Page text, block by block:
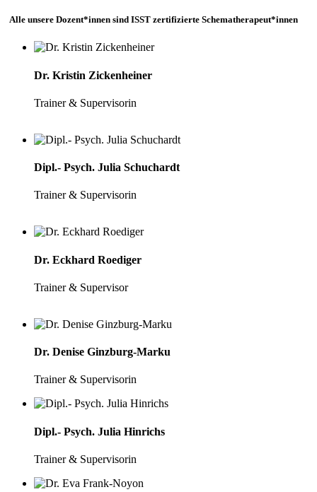
Alle unsere Dozent*innen sind ISST zertifizierte Schematherapeut*innen
Dr. Kristin Zickenheiner
Trainer & Supervisorin
Dipl.- Psych. Julia Schuchardt
Trainer & Supervisorin
Dr. Eckhard Roediger
Trainer & Supervisor
Dr. Denise Ginzburg-Marku
Trainer & Supervisorin
Dipl.- Psych. Julia Hinrichs
Trainer & Supervisorin